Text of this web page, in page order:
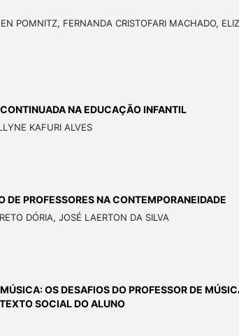
POMNITZ, FERNANDA CRISTOFARI MACHADO,
NA EDUCAÇÃO INFANTIL
KAFURI ALVES
PROFESSORES NA CONTEMPORANEIDADE
DÓRIA, JOSÉ LAERTON DA SILVA
OS DESAFIOS DO PROFESSOR DE
SOCIAL DO ALUNO